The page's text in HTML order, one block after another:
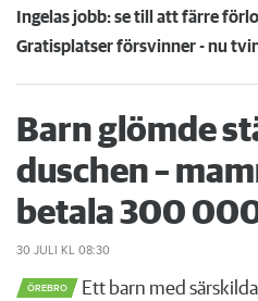
Ingelas jobb: se till att färre
Barn glömde
duschen –
betala 300
30 JULI KL 08:30
ÖREBRO
Ett barn med